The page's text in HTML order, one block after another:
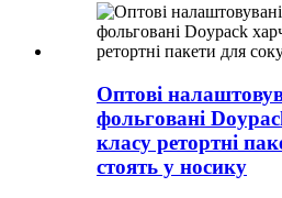
Оптові
фольговані
класу ретортні
стоять у носику